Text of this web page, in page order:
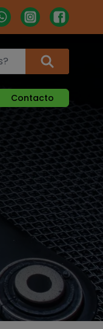
Contacto